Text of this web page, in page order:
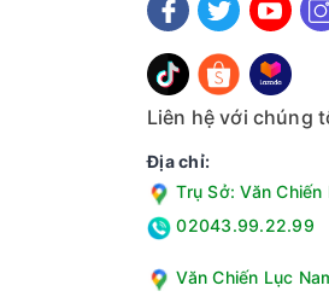
Liên hệ với chúng
Địa chỉ:
Trụ Sở: Văn
02043.99.22.99
Văn Chiến Lục